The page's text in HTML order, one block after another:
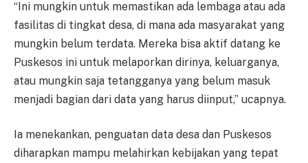
“Ini mungkin untuk memastikan ada lembaga atau ada
fasilitas di tingkat desa, di mana ada masyarakat yang
mungkin belum terdata. Mereka bisa aktif datang ke
Puskesos ini untuk melaporkan dirinya, keluarganya,
atau mungkin saja tetangganya yang belum masuk
menjadi bagian dari data yang harus diinput,” ucapnya.
Ia menekankan, penguatan data desa dan Puskesos
diharapkan mampu melahirkan kebijakan yang tepat